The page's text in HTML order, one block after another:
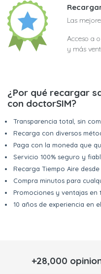
Las
Acceso a
y más
¿Por qué recargar
con doctorSIM?
Transparencia total, sin
Recarga con diversos
Paga con la moneda que
Servicio 100% seguro y
Recarga Tiempo Aire
Compra minutos para
Promociones y ventajas en
10 años de experiencia en
+28,000